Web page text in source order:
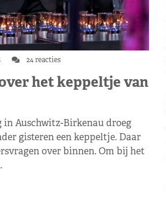
24 reacties
het keppeltje van
in Auschwitz-Birkenau droeg
gisteren een keppeltje. Daar
over binnen. Om bij het